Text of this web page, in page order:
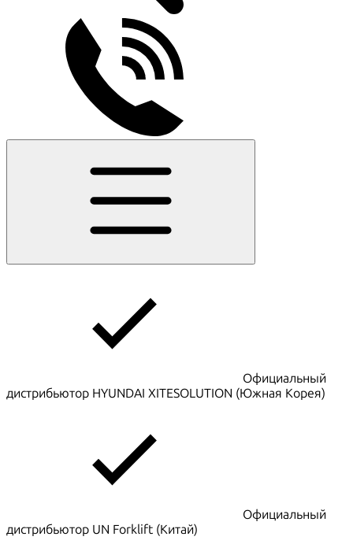
Официальный
дистрибьютор HYUNDAI XITESOLUTION (Южная Корея)
Официальный
дистрибьютор UN Forklift (Китай)